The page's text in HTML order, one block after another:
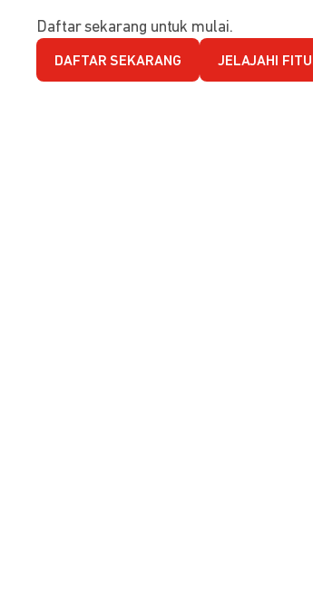
Daftar sekarang untuk mulai.
DAFTAR SEKARANG JELAJAHI